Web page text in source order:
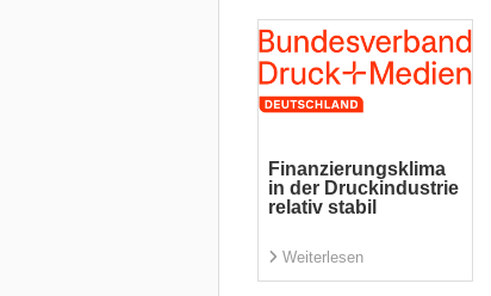
Finanzierungsklima
in der Druckindustrie
relativ stabil
Weiterlesen